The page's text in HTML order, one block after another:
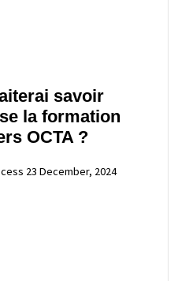
savoir
la formation
OCTA ?
23 December, 2024